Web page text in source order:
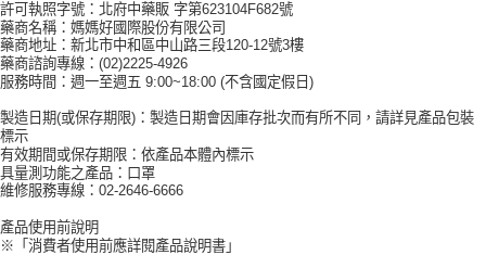
許可執照字號：北府中藥販 字第623104F682號
藥商名稱：媽媽好國際股份有限公司
藥商地址：新北市中和區中山路三段120-12號3樓
藥商諮詢專線：(02)2225-4926
服務時間：週一至週五 9:00~18:00 (不含國定假日)
製造日期(或保存期限)：製造日期會因庫存批次而有所不同，請詳見產品包裝
標示
有效期間或保存期限：依產品本體內標示
具量測功能之產品：口罩
維修服務專線：02-2646-6666
產品使用前說明
※「消費者使用前應詳閱產品說明書」